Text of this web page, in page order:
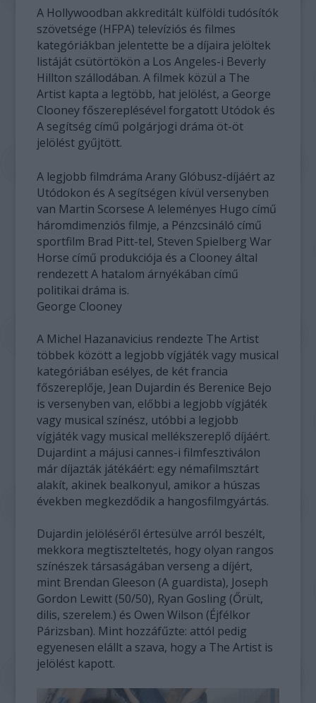
A Hollywoodban akkreditált külföldi tudósítók
szövetsége (HFPA) televíziós és filmes
kategóriákban jelentette be a díjaira jelöltek
listáját csütörtökön a Los Angeles-i Beverly
Hillton szállodában. A filmek közül a The
Artist kapta a legtöbb, hat jelölést, a George
Clooney főszereplésével forgatott Utódok és
A segítség című polgárjogi dráma öt-öt
jelölést gyűjtött.
A legjobb filmdráma Arany Glóbusz-díjáért az
Utódokon és A segítségen kívül versenyben
van Martin Scorsese A leleményes Hugo című
háromdimenziós filmje, a Pénzcsináló című
sportfilm Brad Pitt-tel, Steven Spielberg War
Horse című produkciója és a Clooney által
rendezett A hatalom árnyékában című
politikai dráma is.
George Clooney
A Michel Hazanavicius rendezte The Artist
többek között a legjobb vígjáték vagy musical
kategóriában esélyes, de két francia
főszereplője, Jean Dujardin és Berenice Bejo
is versenyben van, előbbi a legjobb vígjáték
vagy musical színész, utóbbi a legjobb
vígjáték vagy musical mellékszereplő díjáért.
Dujardint a májusi cannes-i filmfesztiválon
már díjazták játékáért: egy némafilmsztárt
alakít, akinek bealkonyul, amikor a húszas
években megkezdődik a hangosfilmgyártás.
Dujardin jelöléséről értesülve arról beszélt,
mekkora megtiszteltetés, hogy olyan rangos
színészek társaságában verseng a díjért,
mint Brendan Gleeson (A guardista), Joseph
Gordon Lewitt (50/50), Ryan Gosling (Őrült,
dilis, szerelem.) és Owen Wilson (Éjfélkor
Párizsban). Mint hozzáfűzte: attól pedig
egyenesen elállt a szava, hogy a The Artist is
jelölést kapott.